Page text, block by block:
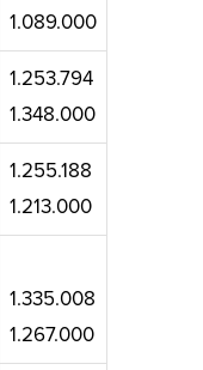
1.089.000
1.253.794
1.348.000
1.255.188
1.213.000
1.335.008
1.267.000